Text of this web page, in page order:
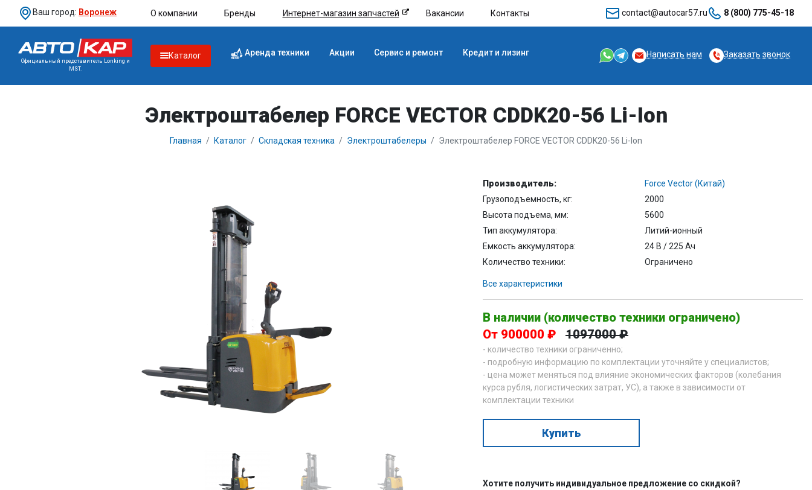
Ваш город: Воронеж О компании Бренды Интернет-магазин запчастей Вакансии Контакты contact@autocar57.ru 8 (800) 775-45-18
Официальный представитель Lonking и
MST.
Каталог Аренда техники Акции Сервис и ремонт Кредит и лизинг Написать нам Заказать звонок
Электроштабелер FORCE VECTOR CDDK20-56 Li-Ion
Главная Каталог Складская техника Электроштабелеры Электроштабелер FORCE VECTOR CDDK20-56 Li-Ion
Производитель:
Force Vector (Китай)
Грузоподъемность, кг:
2000
Высота подъема, мм:
5600
Тип аккумулятора:
Литий-ионный
Емкость аккумулятора:
24 В / 225 Ач
Количество техники:
Ограничено
Все характеристики
В наличии (количество техники ограничено)
От 900000 ₽
1097000 ₽
- количество техники ограниченно;
- подробную информацию по комплектации уточняйте у специалистов;
- цена может меняться под влияние экономических факторов (колебания
курса рубля, логистических затрат, УС), а также в зависимости от
комплектации техники
Купить
Хотите получить индивидуальное предложение со скидкой?